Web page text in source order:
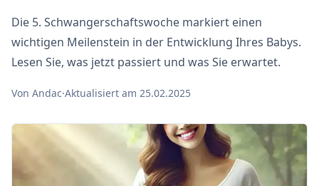
Die 5. Schwangerschaftswoche markiert einen
wichtigen Meilenstein in der Entwicklung Ihres Babys.
Lesen Sie, was jetzt passiert und was Sie erwartet.
Von Andac·Aktualisiert am 25.02.2025